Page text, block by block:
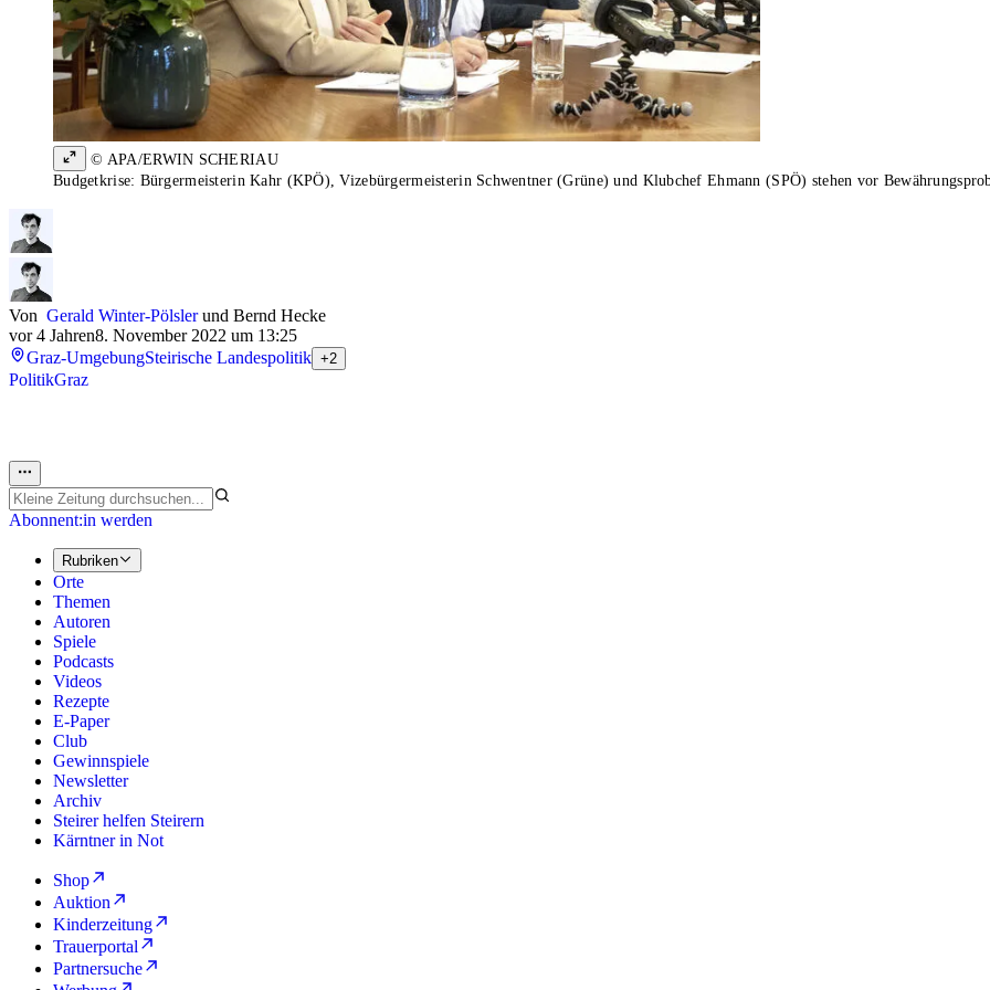
© APA/ERWIN SCHERIAU
Budgetkrise: Bürgermeisterin Kahr (KPÖ), Vizebürgermeisterin Schwentner (Grüne) und Klubchef Ehmann (SPÖ) stehen vor
Von Gerald Winter-Pölslerund Bernd Hecke
vor 4 Jahren8. November 2022 um 13:25
Graz-UmgebungSteirische Landespolitik +2
PolitikGraz
Abonnent:in werden
Rubriken
Orte
Themen
Autoren
Spiele
Podcasts
Videos
Rezepte
E-Paper
Club
Gewinnspiele
Newsletter
Archiv
Steirer helfen Steirern
Kärntner in Not
Shop
Auktion
Kinderzeitung
Trauerportal
Partnersuche